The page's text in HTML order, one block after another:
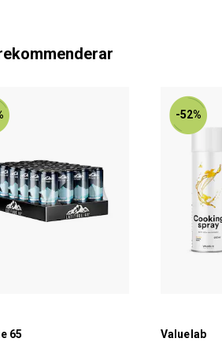
65
-52%
Valuelab